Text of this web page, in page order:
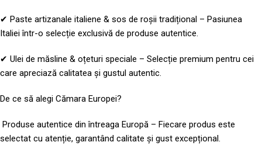
✔ Paste artizanale italiene & sos de roșii tradițional – Pasiunea
Italiei într-o selecție exclusivă de produse autentice.
✔ Ulei de măsline & oțeturi speciale – Selecție premium pentru cei
care apreciază calitatea și gustul autentic.
De ce să alegi Cămara Europei?
Produse autentice din întreaga Europă – Fiecare produs este
selectat cu atenție, garantând calitate și gust excepțional.